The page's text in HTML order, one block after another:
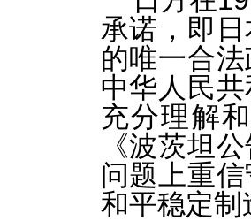
承诺，即
的唯一合
中华人民
充分理解
《波茨坦
问题上重
和平稳定制